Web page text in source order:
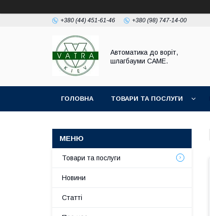
+380 (44) 451-61-46 +380 (98) 747-14-00
Автоматика до воріт,
шлагбауми CAME.
ГОЛОВНА ТОВАРИ ТА ПОСЛУГИ
Товари та послуги
Новини
Статті